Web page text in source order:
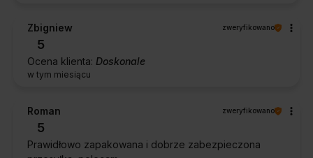
Zbigniew zweryfikowano
5
Ocena klienta: Doskonale
w tym miesiącu
Roman zweryfikowano
5
Prawidłowo zapakowana i dobrze zabezpieczona